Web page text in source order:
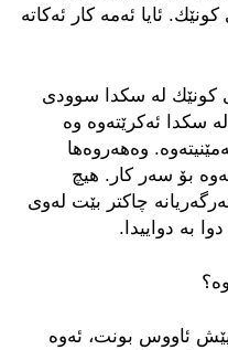
ئایا ئه‌مه‌ كار ئه‌كاته‌
كونێك له‌ سكدا سوودی
سكدا ئه‌كرێته‌وه‌ وه‌
وه‌هه‌روه‌ها
بۆ سه‌ر كار. هیچ
چاكتر بێت له‌وی
به‌ دواییدا.
پێش ئاووس بونت، ئه‌وه‌